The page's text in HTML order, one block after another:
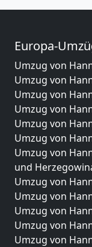
Europa-
Umzug von
Umzug von
Umzug von
Umzug von
Umzug von
Umzug von
Umzug von
und
Umzug von
Umzug von
Umzug von
Umzug von
Umzug von